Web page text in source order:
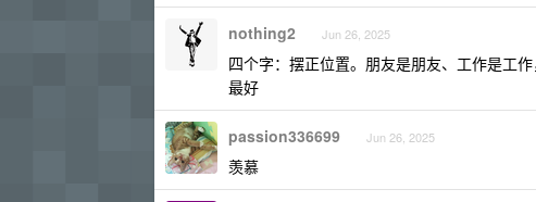
nothing2 Jun 26, 2025
四个字：摆正位置。朋友是朋友、工作是工
最好
passion336699 Jun 26, 2025
羡慕